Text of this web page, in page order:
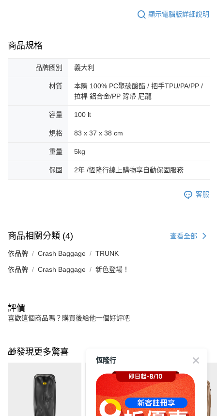
顯示電腦版詳細說明
商品規格
品牌國別 義大利
材質
本體 100% PC聚碳酸酯 / 把手TPU/PA/PP /
拉桿 鋁合金/PP 背帶 尼龍
容量 100 lt
規格 83 x 37 x 38 cm
重量 5kg
保固 2年 /恆隆行線上購物享自動保固服務
客服
商品相關分類 (4) 查看全部
依品牌 Crash Baggage TRUNK
依品牌 Crash Baggage 新色登場！
評價
喜歡這個商品嗎？購買後給他一個好評吧
🎁發現更多驚喜
恆隆行